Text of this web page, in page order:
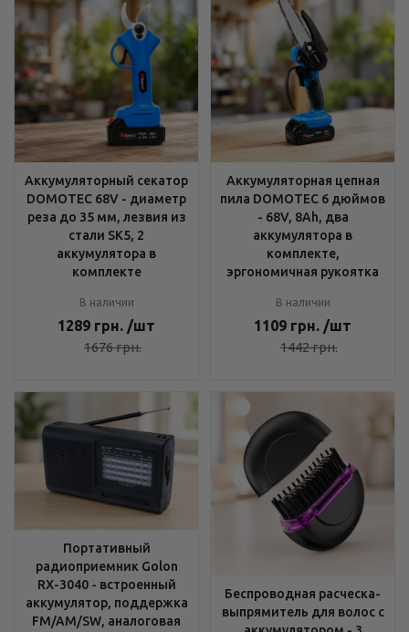
Аккумуляторный секатор
DOMOTEC 68V - диаметр
реза до 35 мм, лезвия из
стали SK5, 2
аккумулятора в
комплекте
В наличии
1289 грн. /шт
1676грн.
Аккумуляторная цепная
пила DOMOTEC 6 дюймов
- 68V, 8Ah, два
аккумулятора в
комплекте,
эргономичная рукоятка
В наличии
1109 грн. /шт
1442грн.
Портативный
радиоприемник Golon
RX-3040 - встроенный
аккумулятор, поддержка
FM/AM/SW, аналоговая
Беспроводная расческа-
выпрямитель для волос с